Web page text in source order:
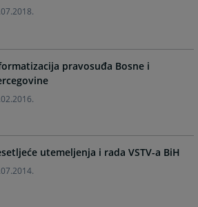
pravosuđa Bosne i
utemeljenja i rada VSTV-a BiH